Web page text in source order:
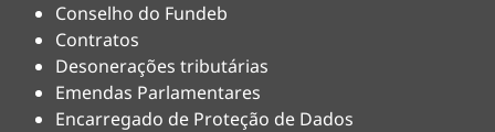
Conselho do Fundeb
Contratos
Desonerações tributárias
Emendas Parlamentares
Encarregado de Proteção de Dados